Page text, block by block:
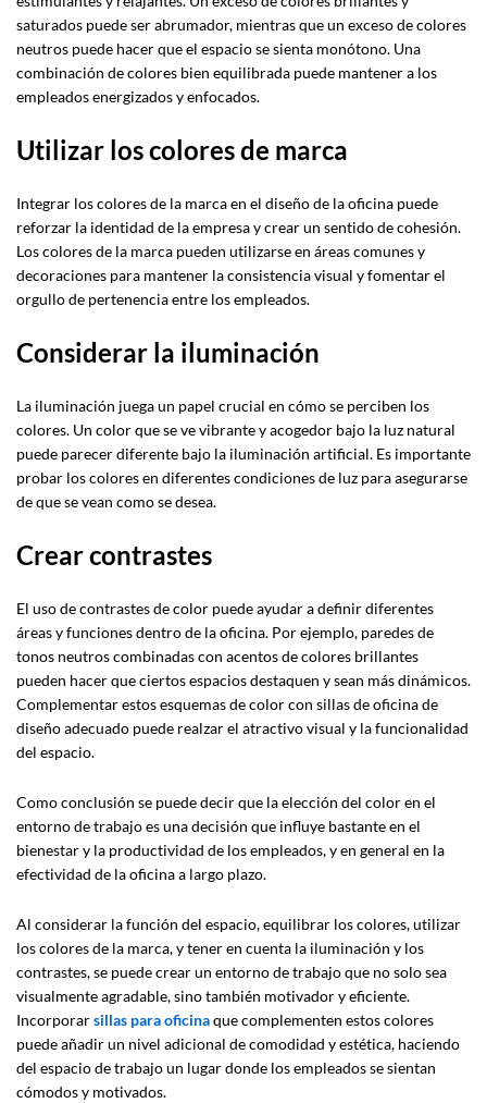
saturados puede ser abrumador, mientras que un exceso de colores
neutros puede hacer que el espacio se sienta monótono. Una
combinación de colores bien equilibrada puede mantener a los
empleados energizados y enfocados.
Utilizar los colores de marca
Integrar los colores de la marca en el diseño de la oficina puede
reforzar la identidad de la empresa y crear un sentido de cohesión.
Los colores de la marca pueden utilizarse en áreas comunes y
decoraciones para mantener la consistencia visual y fomentar el
orgullo de pertenencia entre los empleados.
Considerar la iluminación
La iluminación juega un papel crucial en cómo se perciben los
colores. Un color que se ve vibrante y acogedor bajo la luz natural
puede parecer diferente bajo la iluminación artificial. Es importante
probar los colores en diferentes condiciones de luz para asegurarse
de que se vean como se desea.
Crear contrastes
El uso de contrastes de color puede ayudar a definir diferentes
áreas y funciones dentro de la oficina. Por ejemplo, paredes de
tonos neutros combinadas con acentos de colores brillantes
pueden hacer que ciertos espacios destaquen y sean más dinámicos.
Complementar estos esquemas de color con sillas de oficina de
diseño adecuado puede realzar el atractivo visual y la funcionalidad
del espacio.
Como conclusión se puede decir que la elección del color en el
entorno de trabajo es una decisión que influye bastante en el
bienestar y la productividad de los empleados, y en general en la
efectividad de la oficina a largo plazo.
Al considerar la función del espacio, equilibrar los colores, utilizar
los colores de la marca, y tener en cuenta la iluminación y los
contrastes, se puede crear un entorno de trabajo que no solo sea
visualmente agradable, sino también motivador y eficiente.
Incorporarsillas para oficinaque complementen estos colores
puede añadir un nivel adicional de comodidad y estética, haciendo
del espacio de trabajo un lugar donde los empleados se sientan
cómodos y motivados.